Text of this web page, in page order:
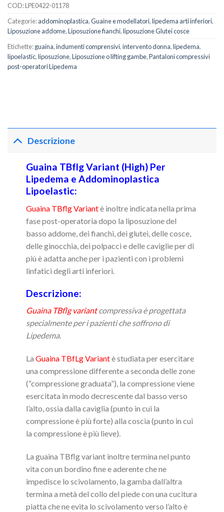
COD:LPE0422-01178
Categorie:addominoplastica,Guaine e modellatori,lipedema arti inferiori,
Liposuzione addome,Liposuzione fianchi,liposuzione Glutei cosce
Etichette:guaina,indumenti comprensivi,intervento donna,lipedema,
lipoelastic,liposuzione,Liposuzione o lifting gambe,Pantaloni compressivi
post-operatori Lipedema
Descrizione
Guaina TBflg Variant (High) Per
Lipedema e Addominoplastica
Lipoelastic:
Guaina TBflg Variantè inoltre indicata nella prima
fase post-operatoria dopo la liposuzione del
basso addome, dei fianchi, dei glutei, delle cosce,
delle ginocchia, dei polpacci e delle caviglie per di
più è adatta anche per i pazienti con i problemi
linfatici degli arti inferiori.
Descrizione:
Guaina TBflg variantcompressiva è progettata
specialmente per i pazienti che soffrono di
Lipedema.
La Guaina TBfLg Variantè studiata per esercitare
una compressione differente a seconda delle zone
(“compressione graduata”), la compressione viene
esercitata in modo decrescente dal basso verso
l’alto, ossia dalla caviglia (punto in cui la
compressione è più forte) alla coscia (punto in cui
la compressione è più lieve).
La guaina TBflg variant inoltre termina nel punto
vita con un bordino fine e aderente che ne
impedisce lo scivolamento, la gamba dall’altra
termina a metà del collo del piede con una cucitura
piatta che ne evita lo scivolamento verso l’alto è